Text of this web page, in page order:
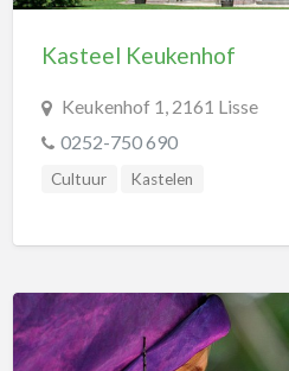
Kasteel Keukenhof
Keukenhof 1, 2161 Lisse
0252-750 690
Cultuur Kastelen